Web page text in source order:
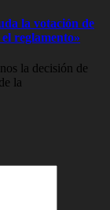
la votación de
reglamento»
la decisión de
la